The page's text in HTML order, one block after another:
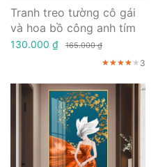
Tranh treo tường cô gái
và hoa bồ công anh tím
130.000 ₫ 165.000 ₫
★★★★★
★★★★★
★★★★★ 3